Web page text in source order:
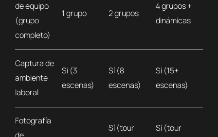
de equipo
(grupo
completo)
1 grupo 2 grupos
4 grupos +
dinámicas
Captura de
ambiente
laboral
Sí (3
escenas)
Sí (8
escenas)
Sí (15+
escenas)
Fotografía
Sí (tour
Sí (tour